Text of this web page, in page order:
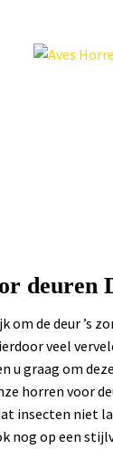
deuren
om de deur ’s
veel
u graag om
horren voor
insecten niet
nog op een